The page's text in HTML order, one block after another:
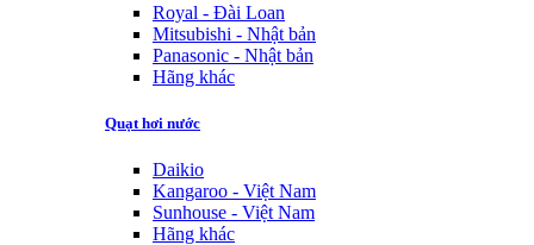
Royal - Đài Loan
Mitsubishi - Nhật bản
Panasonic - Nhật bản
Hãng khác
Quạt hơi nước
Daikio
Kangaroo - Việt Nam
Sunhouse - Việt Nam
Hãng khác